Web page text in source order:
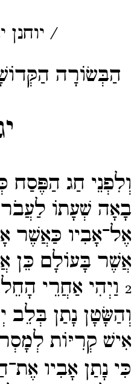
/ יוחנן
הַבְּשׂוֹרָה
וְלִפְנֵי חַג הַפֶּסַח
בָאָה שְׁעָתוֹ
אֶל־​אָבִיו כַּאֲשֶׁר
אֲשֶׁר בָּעוֹלָם כֵּן
2 וַיְהִי אַחֲרֵי
וְהַשָּׂטָן נָתַן בְּלֵב
אִישׁ קְרִיּוֹת
כִּי נָתַן אָבִיו